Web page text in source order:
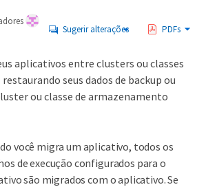
Sugerir alterações PDFs
aplicativos entre clusters ou classes
seus dados de backup ou
ou classe de armazenamento
você migra um aplicativo, todos os
de execução configurados para o
são migrados com o aplicativo. Se